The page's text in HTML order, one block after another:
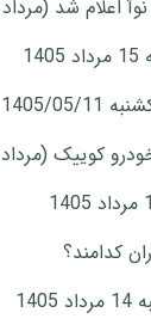
شد (مرداد 1405)
05/11
(مرداد 1405)
کدامند؟